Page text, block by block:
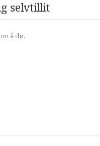
selvtillit
å dø.